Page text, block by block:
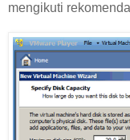
mengikuti